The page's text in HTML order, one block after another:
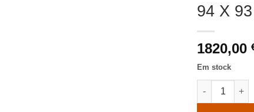
94 X
1820,00
Em stock
Quantidade